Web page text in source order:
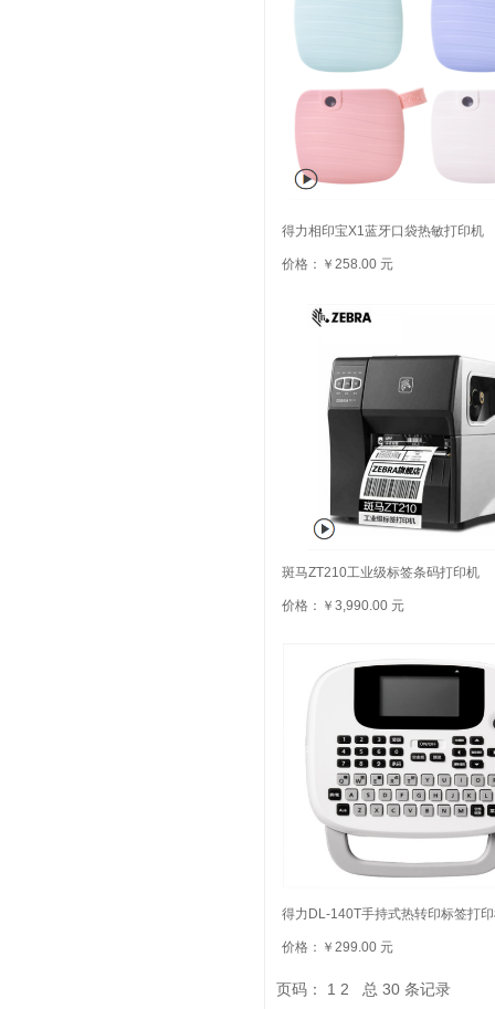
得力相印宝X1蓝牙口袋热敏打印机
价格：￥258.00 元
斑马ZT210工业级标签条码打印机
价格：￥3,990.00 元
得力DL-140T手持式热转印标签打
价格：￥299.00 元
页码： 1 2 总 30 条记录